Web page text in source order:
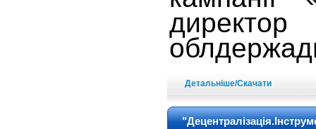
Детальніше/Скачати